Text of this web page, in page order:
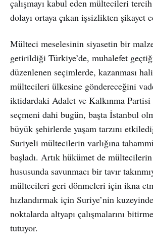
çalışmayı kabul eden mültecileri
dolayı ortaya çıkan işsizlikten şikayet
Mülteci meselesinin siyasetin bir
getirildiği Türkiye’de, muhalefet
düzenlenen seçimlerde, kazanması
mültecileri ülkesine göndereceğini
iktidardaki Adalet ve Kalkınma
seçmeni dahi bugün, başta İstanbul
büyük şehirlerde yaşam tarzını
Suriyeli mültecilerin varlığına
başladı. Artık hükümet de mültecilerin
hususunda savunmacı bir tavır
mültecileri geri dönmeleri için ikna
hızlandırmak için Suriye’nin
noktalarda altyapı çalışmalarını
tutuyor.